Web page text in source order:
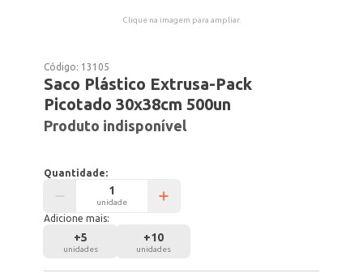
Clique na imagem para ampliar.
Código: 13105
Saco Plástico Extrusa-Pack
Picotado 30x38cm 500un
Produto indisponível
Quantidade:
unidade
Adicione mais:
+5
unidades
+10
unidades